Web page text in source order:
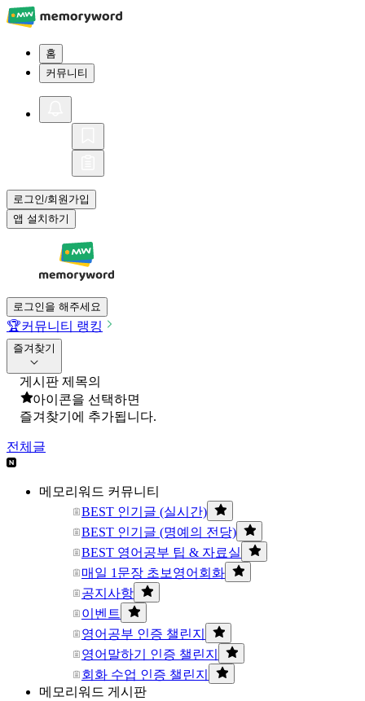
홈
커뮤니티
로그인/회원가입
앱 설치하기
로그인을 해주세요
🏆커뮤니티 랭킹
즐겨찾기
게시판 제목의
아이콘을 선택하면
즐겨찾기에 추가됩니다.
전체글
메모리워드 커뮤니티
BEST 인기글 (실시간)
BEST 인기글 (명예의 전당)
BEST 영어공부 팁 & 자료실
매일 1문장 초보영어회화
공지사항
이벤트
영어공부 인증 챌린지
영어말하기 인증 챌린지
회화 수업 인증 챌린지
메모리워드 게시판